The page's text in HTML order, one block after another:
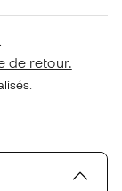
de retour.